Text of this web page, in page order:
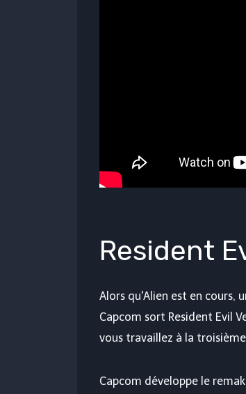
Resident
Alors qu'Alien est en cours,
Capcom sort Resident Evil
vous travaillez à la
Capcom développe le